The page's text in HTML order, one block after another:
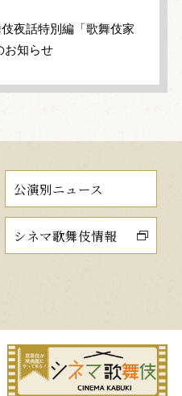
夜話特別編「歌舞伎家
お知らせ
公演別ニュース
シネマ歌舞伎情報